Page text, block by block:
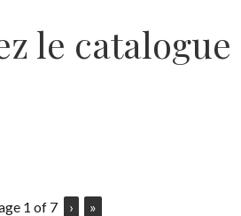
le catalogue
1 of 7 › »